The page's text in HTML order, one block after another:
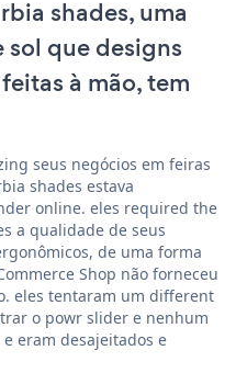
shades, uma
sol que designs
à mão, tem
seus negócios em feiras
shades estava
online. eles required the
a qualidade de seus
de uma forma
Shop não forneceu
eles tentaram um different
o powr slider e nenhum
eram desajeitados e